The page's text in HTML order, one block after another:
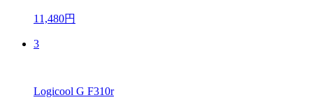
11,480円
3
Logicool G F310r